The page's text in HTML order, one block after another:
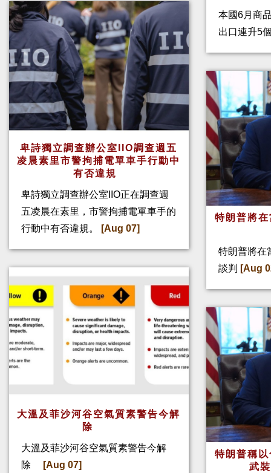
卑詩獨立調查辦公室IIO調查週五
凌晨素里市警拘捕電單車手行動中
有否違規
卑詩獨立調查辦公室IIO正在調查週
五凌晨在素里，市警拘捕電單車手的
行動中有否違規。
[Aug 07]
大溫及菲沙河谷空氣質素警告今解
除
大溫及菲沙河谷空氣質素警告今解
除
[Aug 07]
本國6月商
出口連升5
特朗普將
特朗普將在
談判
[Aug
特朗普稱
武